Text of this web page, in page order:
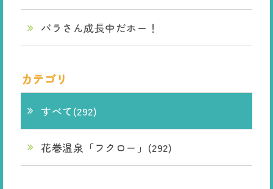
バラさん成長中だホー！
カテゴリ
すべて(292)
花巻温泉「フクロー」(292)